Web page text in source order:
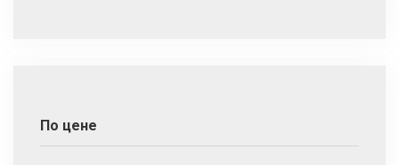
По цене